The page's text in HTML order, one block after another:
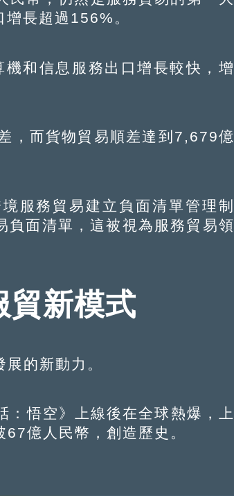
長超過156%。
信息服務出口增長較快，增
而貨物貿易順差達到7,679億
務貿易建立負面清單管理制
負面清單，這被視為服務貿易領
貿新模式
的新動力。
空》上線後在全球熱爆，上
億人民幣，創造歷史。